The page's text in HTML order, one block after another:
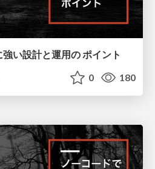
い設計と運用の ポイント
0 180